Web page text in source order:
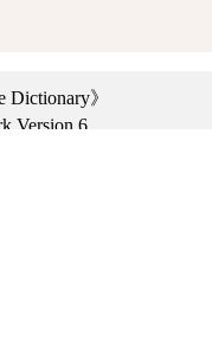
Dictionary》
Version 6